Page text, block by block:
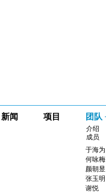
新闻 项目 团队
介绍
成员
于海为
何咏梅
颜朝昱
张玉明
谢悦